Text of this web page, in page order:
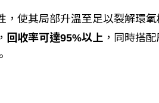
使其局部升溫至足以裂解環
回收率可達95%以上 ，同時搭